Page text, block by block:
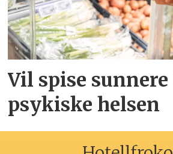
Vil spise
psykiske helsen